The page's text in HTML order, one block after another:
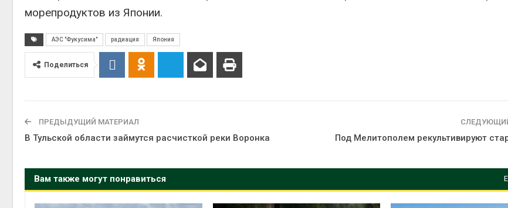
морепродуктов из Японии.
АЭС "Фукусима" радиация Япония
Поделиться
ПРЕДЫДУЩИЙ МАТЕРИАЛ
В Тульской области займутся расчисткой реки Воронка
Под Мелитополем рекультивируют
Вам также могут понравиться